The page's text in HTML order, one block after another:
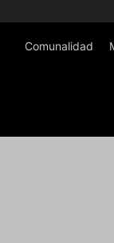
Comunalidad